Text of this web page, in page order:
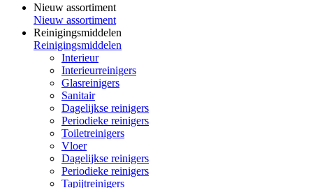
Nieuw assortiment
Nieuw assortiment
Reinigingsmiddelen
Reinigingsmiddelen
Interieur
Interieurreinigers
Glasreinigers
Sanitair
Dagelijkse reinigers
Periodieke reinigers
Toiletreinigers
Vloer
Dagelijkse reinigers
Periodieke reinigers
Tapijtreinigers